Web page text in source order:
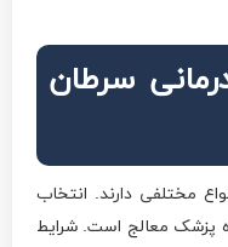
سرطان
مختلفی دارند. انتخاب
پزشک معالج است. شرایط